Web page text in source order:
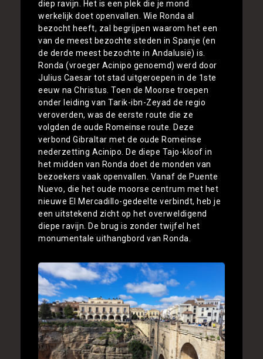
diep ravijn. Het is een plek die je mond
werkelijk doet openvallen. Wie Ronda al
bezocht heeft, zal begrijpen waarom het een
van de meest bezochte steden in Spanje (en
de derde meest bezochte in Andalusië) is.
Ronda (vroeger Acinipo genoemd) werd door
Julius Caesar tot stad uitgeroepen in de 1ste
eeuw na Christus. Toen de Moorse troepen
onder leiding van Tarik-ibn-Zeyad de regio
veroverden, was de eerste route die ze
volgden de oude Romeinse route. Deze
verbond Gibraltar met de oude Romeinse
nederzetting Acinipo. De diepe Tajo-kloof in
het midden van Ronda doet de monden van
bezoekers vaak openvallen. Vanaf de Puente
Nuevo, die het oude moorse centrum met het
nieuwe El Mercadillo-gedeelte verbindt, heb je
een uitstekend zicht op het overweldigend
diepe ravijn. De brug is zonder twijfel het
monumentale uithangbord van Ronda.